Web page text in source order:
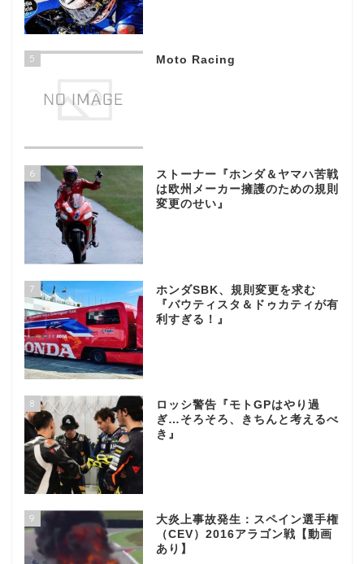
5 Moto Racing
6
ストーナー『ホンダ＆ヤマハ苦戦
は欧州メーカー擁護のための規則
変更のせい』
7
ホンダSBK、規則変更を求む
『バウティスタ＆ドゥカティが有
利すぎる！』
8
ロッシ警告『モトGPはやり過
ぎ…そろそろ、きちんと考えるべ
き』
9
大炎上事故発生：スペイン選手権
（CEV）2016アラゴン戦【動画
あり】